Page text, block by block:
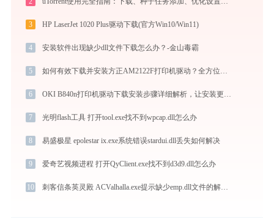
3 HP LaserJet 1020 Plus驱动下载(官方Win10/Win11)
4 安装软件出现缺少dll文件下载怎么办？-金山毒霸
5
6
7 光明flash工具 打开tool.exe找不到wpcap.dll怎么办
8 易盛极星 epolestar ix.exe系统错误stardui.dll丢失如何解决
9 爱奇艺视频进程 打开QyClient.exe找不到d3d9.dll怎么办
10 刺客信条英灵殿 ACValhalla.exe提示缺少emp.dll文件的解决办法